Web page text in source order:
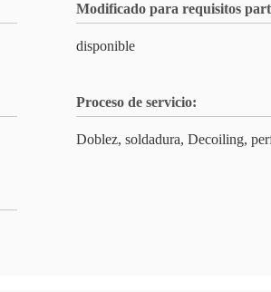
Modificado para requisitos
disponible
Proceso de servicio:
Doblez, soldadura, Decoiling,